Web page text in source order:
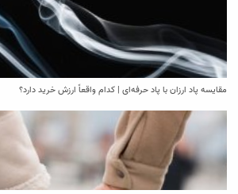
مقایسه پاد ارزان با پاد حرفه‌ای | کدام واقعاً ارزش خرید دارد؟